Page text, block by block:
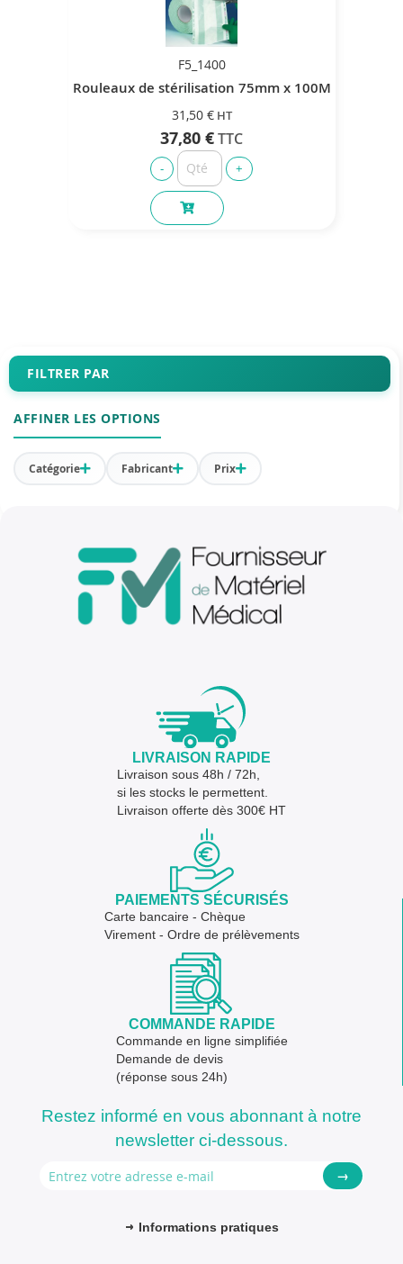
F5_1400
Rouleaux de stérilisation 75mm x 100M
31,50 €
37,80 €
FILTRER PAR
AFFINER LES OPTIONS
Catégorie Fabricant Prix
LIVRAISON RAPIDE
Livraison sous 48h / 72h,
si les stocks le permettent.
Livraison offerte dès 300€ HT
PAIEMENTS SÉCURISÉS
Carte bancaire - Chèque
Virement - Ordre de prélèvements
COMMANDE RAPIDE
Commande en ligne simplifiée
Demande de devis
(réponse sous 24h)
Restez informé en vous abonnant à notre
newsletter ci-dessous.
→
Informations pratiques